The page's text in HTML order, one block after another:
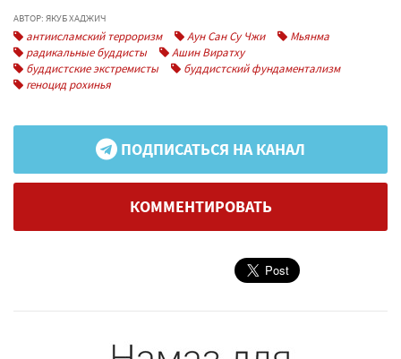
АВТОР: ЯКУБ ХАДЖИЧ
антиисламский терроризм Аун Сан Су Чжи
Мьянма
радикальные буддисты
Ашин Виратху
буддистские экстремисты
буддистский фундаментализм
геноцид рохинья
ПОДПИСАТЬСЯ НА КАНАЛ
КОММЕНТИРОВАТЬ